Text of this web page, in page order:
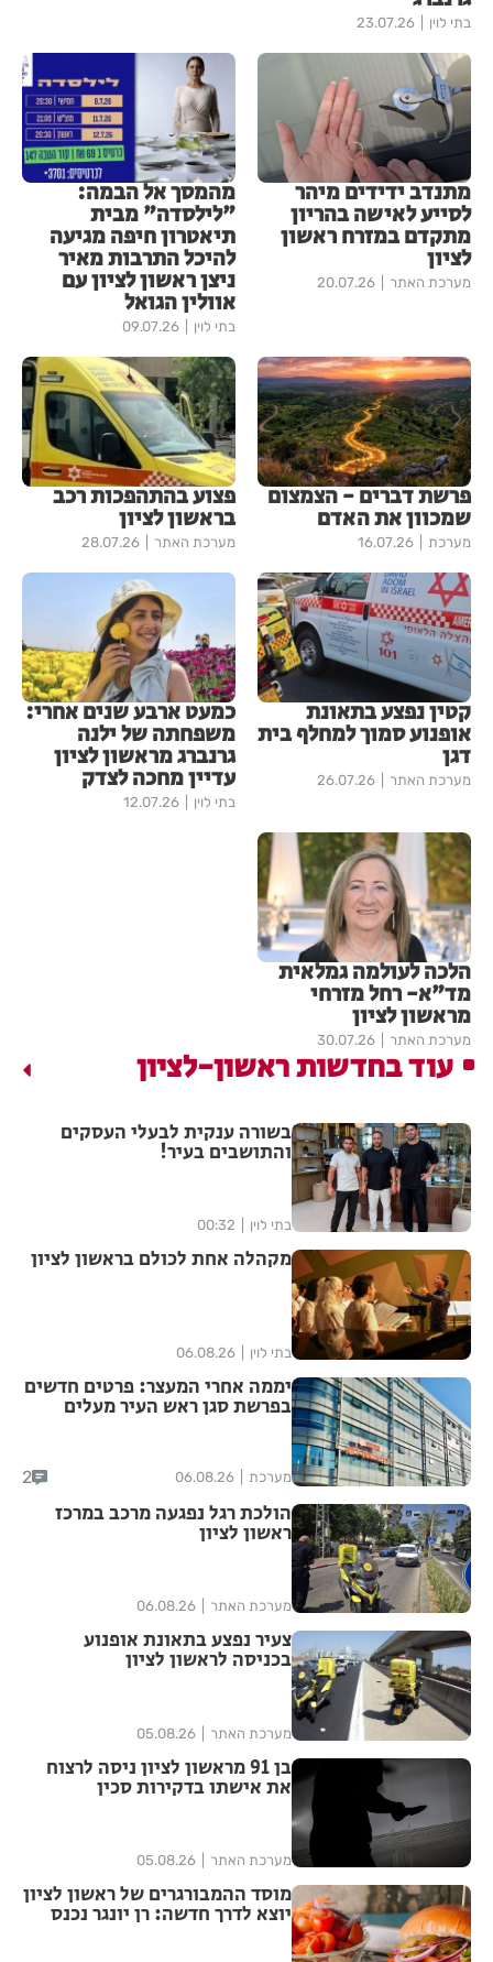
בתי לוין 23.07.26
מתנדב ידידים מיהר
לסייע לאישה בהריון
מתקדם במזרח ראשון
לציון
מערכת האתר 20.07.26
מהמסך אל הבמה:
"לילסדה" מבית
תיאטרון חיפה מגיעה
להיכל התרבות מאיר
ניצן ראשון לציון עם
אוולין הגואל
בתי לוין 09.07.26
פרשת דברים - הצמצום
שמכוון את האדם
מערכת 16.07.26
פצוע בהתהפכות רכב
בראשון לציון
מערכת האתר 28.07.26
קטין נפצע בתאונת
אופנוע סמוך למחלף בית
דגן
מערכת האתר 26.07.26
כמעט ארבע שנים אחרי:
משפחתה של ילנה
גרנברג מראשון לציון
עדיין מחכה לצדק
בתי לוין 12.07.26
הלכה לעולמה גמלאית
מד"א- רחל מזרחי
מראשון לציון
מערכת האתר 30.07.26
עוד בחדשות ראשון-לציון
בשורה ענקית לבעלי העסקים
והתושבים בעיר!
בתי לוין 00:32
מקהלה אחת לכולם בראשון לציון
בתי לוין 06.08.26
יממה אחרי המעצר: פרטים חדשים
בפרשת סגן ראש העיר מעלים
מערכת 06.08.26
2
הולכת רגל נפגעה מרכב במרכז
ראשון לציון
מערכת האתר 06.08.26
צעיר נפצע בתאונת אופנוע
בכניסה לראשון לציון
מערכת האתר 05.08.26
בן 91 מראשון לציון ניסה לרצוח
את אישתו בדקירות סכין
מערכת האתר 05.08.26
מוסד ההמבורגרים של ראשון לציון
יוצא לדרך חדשה: רן יונגר נכנס